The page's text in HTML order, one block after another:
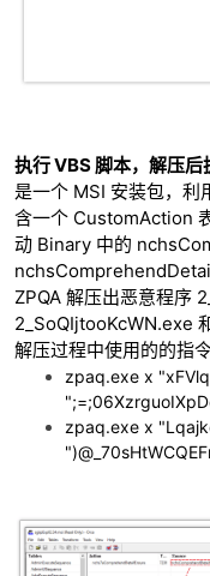
执行 VBS 脚本，解压后
是一个 MSI 安装包，利
含一个 CustomAction
动 Binary 中的
ZPQA 解压出恶意程序
2_SoQIjtooKcWN.exe
解压过程中使用的的指
zpaq.exe x
zpaq.exe x